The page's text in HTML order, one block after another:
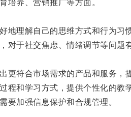
养、营销推广等方面。
理解自己的思维方式和行为习
于社交焦虑、情绪调节等问题有
符合市场需求的产品和服务，
和学习方式，提供个性化的教
加强信息保护和合规管理。